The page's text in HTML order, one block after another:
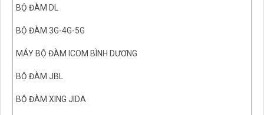
BỘ ĐÀM DL
BỘ ĐÀM 3G-4G-5G
MÁY BỘ ĐÀM ICOM BÌNH DƯƠNG
BỘ ĐÀM JBL
BỘ ĐÀM XING JIDA